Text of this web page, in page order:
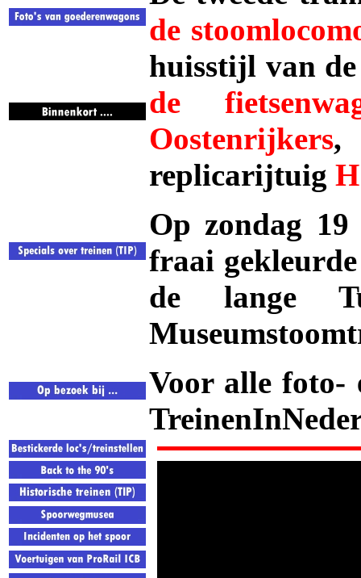
de
huisstijl van
de
Oostenrijkers
replicarijtuig
Op zondag
fraai
de lange
Voor alle foto-